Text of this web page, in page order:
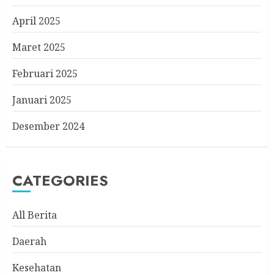
April 2025
Maret 2025
Februari 2025
Januari 2025
Desember 2024
CATEGORIES
All Berita
Daerah
Kesehatan